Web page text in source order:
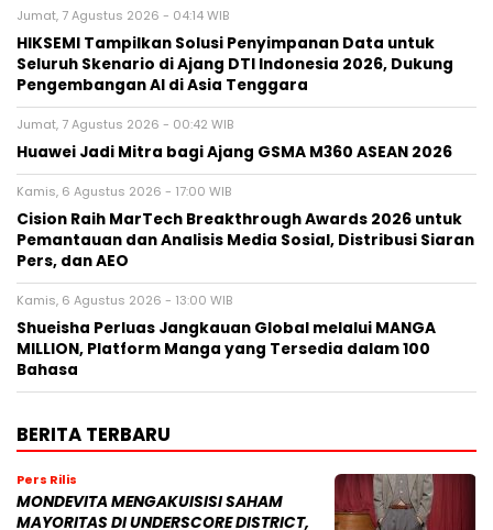
Jumat, 7 Agustus 2026 - 04:14 WIB
HIKSEMI Tampilkan Solusi Penyimpanan Data untuk
Seluruh Skenario di Ajang DTI Indonesia 2026, Dukung
Pengembangan AI di Asia Tenggara
Jumat, 7 Agustus 2026 - 00:42 WIB
Huawei Jadi Mitra bagi Ajang GSMA M360 ASEAN 2026
Kamis, 6 Agustus 2026 - 17:00 WIB
Cision Raih MarTech Breakthrough Awards 2026 untuk
Pemantauan dan Analisis Media Sosial, Distribusi Siaran
Pers, dan AEO
Kamis, 6 Agustus 2026 - 13:00 WIB
Shueisha Perluas Jangkauan Global melalui MANGA
MILLION, Platform Manga yang Tersedia dalam 100
Bahasa
BERITA TERBARU
Pers Rilis
MONDEVITA MENGAKUISISI SAHAM
MAYORITAS DI UNDERSCORE DISTRICT,